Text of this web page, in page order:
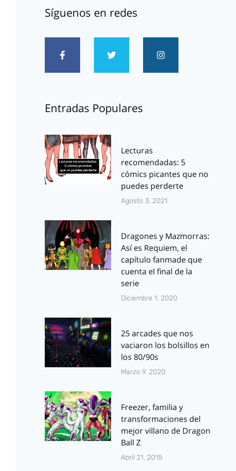
Síguenos en redes
Entradas Populares
Lecturas
recomendadas: 5
cómics picantes que no
puedes perderte
Agosto 3, 2021
Dragones y Mazmorras:
Así es Requiem, el
capítulo fanmade que
cuenta el final de la
serie
Diciembre 1, 2020
25 arcades que nos
vaciaron los bolsillos en
los 80/90s
Marzo 9, 2020
Freezer, familia y
transformaciones del
mejor villano de Dragon
Ball Z
Abril 21, 2015